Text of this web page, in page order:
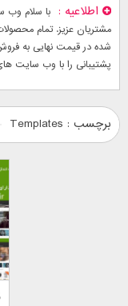
اطلاعیه
با سلام وب
شده در قیمت نهایی به
پشتیبانی را با وب سایت
برچسب : Templates